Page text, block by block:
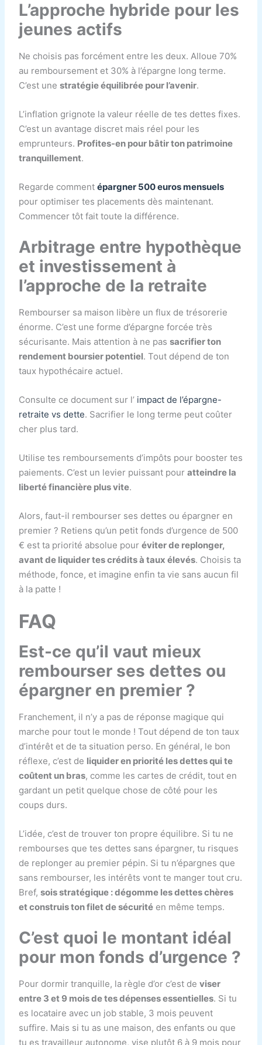
L’approche hybride pour les
jeunes actifs
Ne choisis pas forcément entre les deux. Alloue 70%
au remboursement et 30% à l’épargne long terme.
C’est unestratégie équilibrée pour l’avenir.
L’inflation grignote la valeur réelle de tes dettes fixes.
C’est un avantage discret mais réel pour les
emprunteurs. Profites-en pour bâtir ton patrimoine
tranquillement.
Regarde commentépargner 500 euros mensuels
pour optimiser tes placements dès maintenant.
Commencer tôt fait toute la différence.
Arbitrage entre hypothèque
et investissement à
l’approche de la retraite
Rembourser sa maison libère un flux de trésorerie
énorme. C’est une forme d’épargne forcée très
sécurisante. Mais attention à ne passacrifier ton
rendement boursier potentiel. Tout dépend de ton
taux hypothécaire actuel.
Consulte ce document sur l’ impact de l’épargne-
retraite vs dette. Sacrifier le long terme peut coûter
cher plus tard.
Utilise tes remboursements d’impôts pour booster tes
paiements. C’est un levier puissant pouratteindre la
liberté financière plus vite.
Alors, faut-il rembourser ses dettes ou épargner en
premier ? Retiens qu’un petit fonds d’urgence de 500
€ est ta priorité absolue pouréviter de replonger,
avant de liquider tes crédits à taux élevés. Choisis ta
méthode, fonce, et imagine enfin ta vie sans aucun fil
à la patte !
FAQ
Est-ce qu’il vaut mieux
rembourser ses dettes ou
épargner en premier ?
Franchement, il n’y a pas de réponse magique qui
marche pour tout le monde ! Tout dépend de ton taux
d’intérêt et de ta situation perso. En général, le bon
réflexe, c’est de liquider en priorité les dettes qui te
coûtent un bras, comme les cartes de crédit, tout en
gardant un petit quelque chose de côté pour les
coups durs.
L’idée, c’est de trouver ton propre équilibre. Si tu ne
rembourses que tes dettes sans épargner, tu risques
de replonger au premier pépin. Si tu n’épargnes que
sans rembourser, les intérêts vont te manger tout cru.
Bref,sois stratégique : dégomme les dettes chères
et construis ton filet de sécurité en même temps.
C’est quoi le montant idéal
pour mon fonds d’urgence ?
Pour dormir tranquille, la règle d’or c’est deviser
entre 3 et 9 mois de tes dépenses essentielles. Si tu
es locataire avec un job stable, 3 mois peuvent
suffire. Mais si tu as une maison, des enfants ou que
tu es travailleur autonome, vise plutôt 6 à 9 mois pour